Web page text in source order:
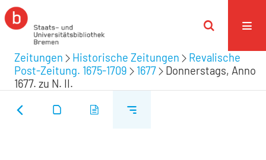
Zeitungen Historische Zeitungen
Revalische
Post-Zeitung. 1675-1709
1677
Donnerstags, Anno
1677. zu N. II.